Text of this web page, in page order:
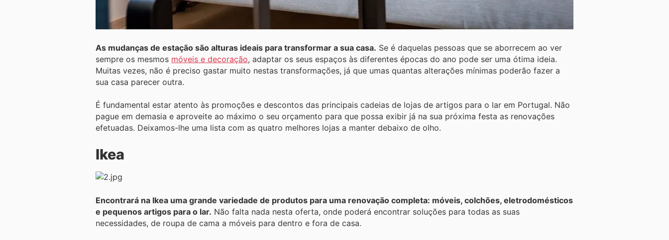
As mudanças de estação são alturas ideais para transformar a sua casa. Se é daquelas pessoas que se aborrecem ao ver
sempre os mesmos móveis e decoração, adaptar os seus espaços às diferentes épocas do ano pode ser uma ótima ideia.
Muitas vezes, não é preciso gastar muito nestas transformações, já que umas quantas alterações mínimas poderão fazer a
sua casa parecer outra.
É fundamental estar atento às promoções e descontos das principais cadeias de lojas de artigos para o lar em Portugal. Não
pague em demasia e aproveite ao máximo o seu orçamento para que possa exibir já na sua próxima festa as renovações
efetuadas. Deixamos-lhe uma lista com as quatro melhores lojas a manter debaixo de olho.
Ikea
Encontrará na Ikea uma grande variedade de produtos para uma renovação completa: móveis, colchões, eletrodomésticos
e pequenos artigos para o lar. Não falta nada nesta oferta, onde poderá encontrar soluções para todas as suas
necessidades, de roupa de cama a móveis para dentro e fora de casa.